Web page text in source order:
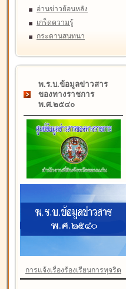
อ่านข่าวย้อนหลัง
เกร็ดความรู้
กระดานสนทนา
พ.ร.บ.ข้อมูลข่าวสาร
ของทางราชการ
พ.ศ.๒๕๔๐
การแจ้งเรื่องร้องเรียนการทุจริต